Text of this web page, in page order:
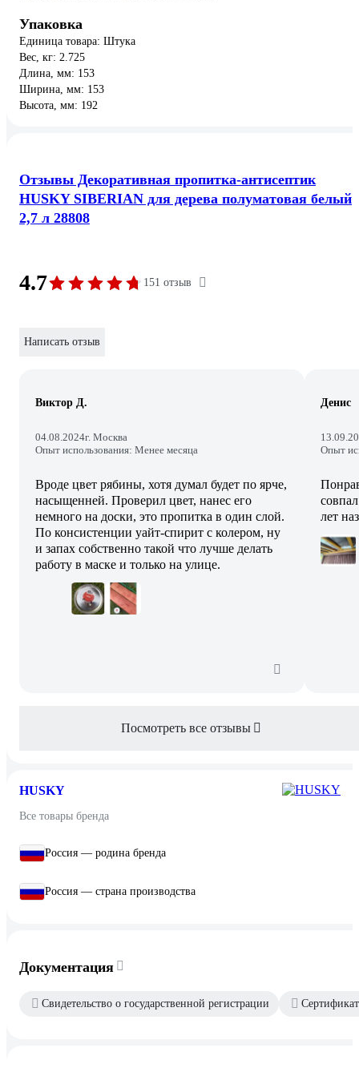
Упаковка
Единица товара: Штука
Вес, кг: 2.725
Длина, мм: 153
Ширина, мм: 153
Высота, мм: 192
Отзывы Декоративная пропитка-антисептик
HUSKY SIBERIAN для дерева полуматовая белый
2,7 л 28808
4.7 151 отзыв
Написать отзыв
Виктор Д.
04.08.2024г. Москва
Опыт использования: Менее месяца
Вроде цвет рябины, хотя думал будет по ярче,
насыщенней. Проверил цвет, нанес его
немного на доски, это пропитка в один слой.
По консистенции уайт-спирит с колером, ну
и запах собственно такой что лучше делать
работу в маске и только на улице.
Денис
Опыт
лет
Посмотреть все отзывы
HUSKY
Все товары бренда
Россия — родина бренда
Россия — страна производства
Документация
Свидетельство о государственной регистрации